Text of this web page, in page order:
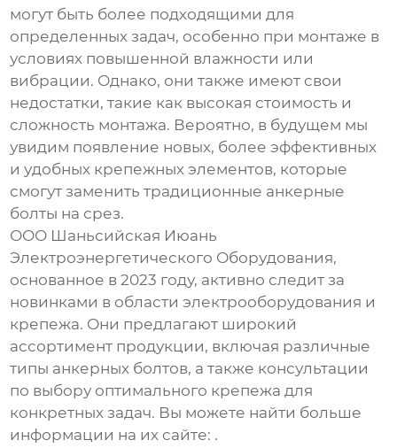
могут быть более подходящими для
определенных задач, особенно при монтаже в
условиях повышенной влажности или
вибрации. Однако, они также имеют свои
недостатки, такие как высокая стоимость и
сложность монтажа. Вероятно, в будущем мы
увидим появление новых, более эффективных
и удобных крепежных элементов, которые
смогут заменить традиционные анкерные
болты на срез.
ООО Шаньсийская Июань
Электроэнергетического Оборудования,
основанное в 2023 году, активно следит за
новинками в области электрооборудования и
крепежа. Они предлагают широкий
ассортимент продукции, включая различные
типы анкерных болтов, а также консультации
по выбору оптимального крепежа для
конкретных задач. Вы можете найти больше
информации на их сайте: .